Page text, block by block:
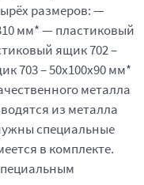
размеров: —
мм* — пластиковый
ящик 702 –
703 – 50x100x90 мм*
металла
из металла
специальные
в комплекте.